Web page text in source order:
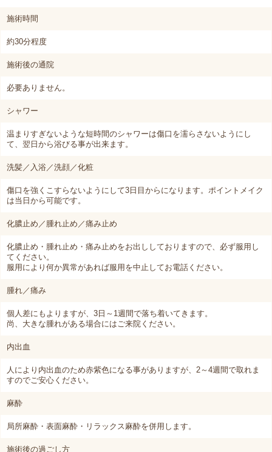
施術時間
約30分程度
施術後の通院
必要ありません。
シャワー
温まりすぎないような短時間のシャワーは傷口を濡らさないようにし
て、翌日から浴びる事が出来ます。
洗髪／入浴／洗顔／化粧
傷口を強くこすらないようにして3日目からになります。ポイントメイク
は当日から可能です。
化膿止め／腫れ止め／痛み止め
化膿止め・腫れ止め・痛み止めをお出ししておりますので、必ず服用し
てください。
服用により何か異常があれば服用を中止してお電話ください。
腫れ／痛み
個人差にもよりますが、3日～1週間で落ち着いてきます。
尚、大きな腫れがある場合にはご来院ください。
内出血
人により内出血のため赤紫色になる事がありますが、2～4週間で取れま
すのでご安心ください。
麻酔
局所麻酔・表面麻酔・リラックス麻酔を併用します。
施術後の過ごし方